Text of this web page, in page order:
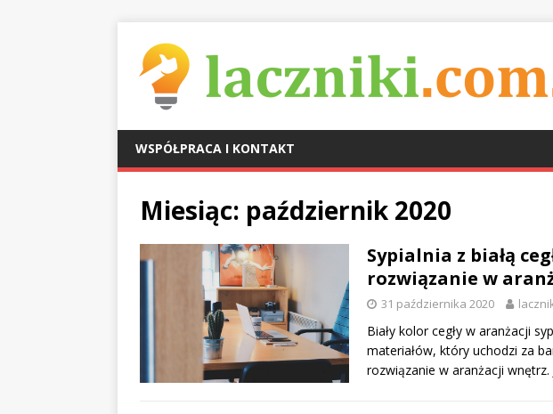
WSPÓŁPRACA I KONTAKT
Miesiąc: październik 2020
Sypialnia z białą
rozwiązanie w
31 października 2020
Biały kolor cegły w aranżacji
materiałów, który uchodzi za
rozwiązanie w aranżacji wnętrz.